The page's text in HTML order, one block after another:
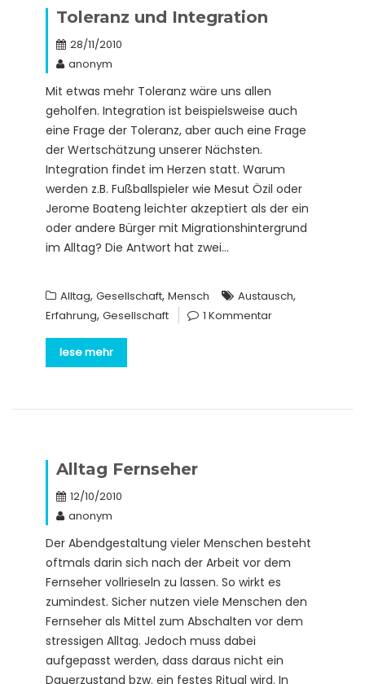
Toleranz und Integration
28/11/2010
anonym
Mit etwas mehr Toleranz wäre uns allen
geholfen. Integration ist beispielsweise auch
eine Frage der Toleranz, aber auch eine Frage
der Wertschätzung unserer Nächsten.
Integration findet im Herzen statt. Warum
werden z.B. Fußballspieler wie Mesut Özil oder
Jerome Boateng leichter akzeptiert als der ein
oder andere Bürger mit Migrationshintergrund
im Alltag? Die Antwort hat zwei…
Alltag, Gesellschaft, Mensch Austausch,
Erfahrung, Gesellschaft 1 Kommentar
lese mehr
Alltag Fernseher
12/10/2010
anonym
Der Abendgestaltung vieler Menschen besteht
oftmals darin sich nach der Arbeit vor dem
Fernseher vollrieseln zu lassen. So wirkt es
zumindest. Sicher nutzen viele Menschen den
Fernseher als Mittel zum Abschalten vor dem
stressigen Alltag. Jedoch muss dabei
aufgepasst werden, dass daraus nicht ein
Dauerzustand bzw. ein festes Ritual wird. In